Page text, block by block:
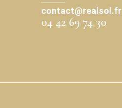
contact@realsol.fr
04 42 69 74 30